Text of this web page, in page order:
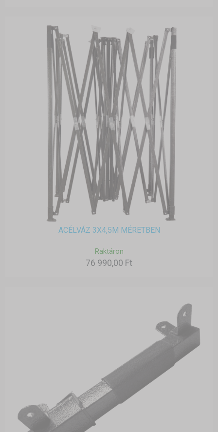
ACÉLVÁZ 3X4,5M MÉRETBEN
Raktáron
76 990,00 Ft